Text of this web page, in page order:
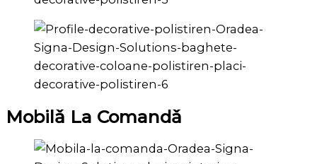
Mobilǎ La Comandǎ